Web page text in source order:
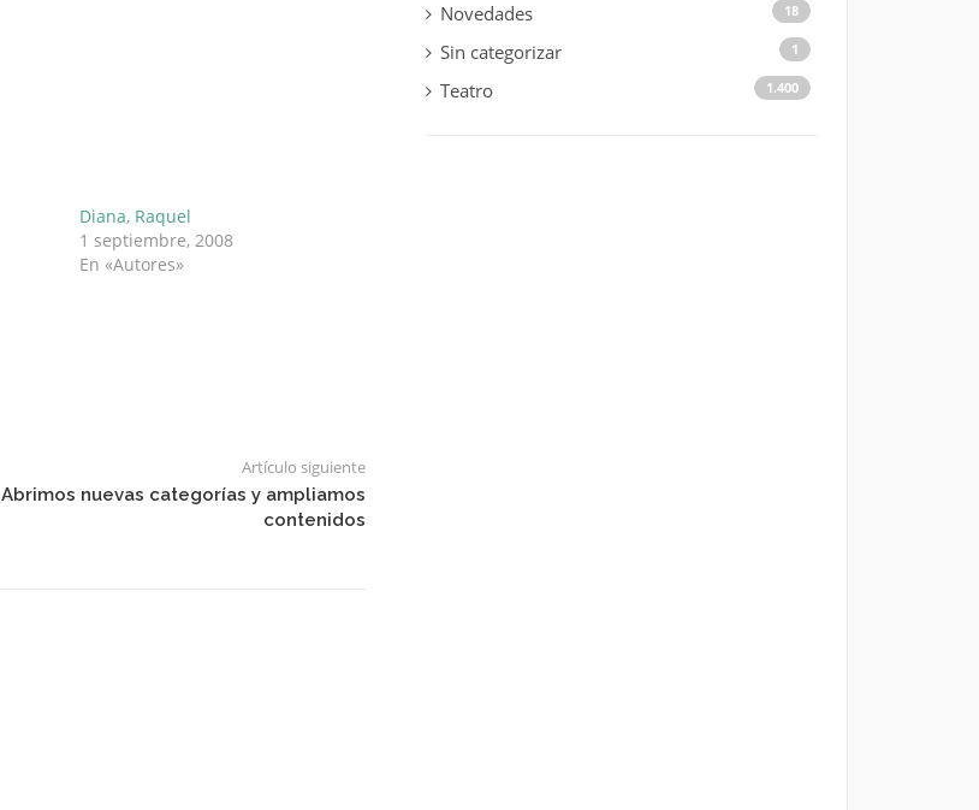
Diana, Raquel
1 septiembre, 2008
En «Autores»
Artículo siguiente
Abrimos nuevas categorías y ampliamos
contenidos
Novedades 18
Sin categorizar 1
Teatro 1.400